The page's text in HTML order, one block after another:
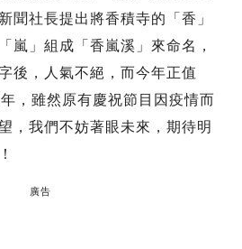
聞社長提出將香積寺的「香」
嵐」組成「香嵐溪」來命名，
後，人氣不絕，而今年正值
，雖然原有慶祝節目因疫情而
，我們不妨著眼未來，期待明
廣告